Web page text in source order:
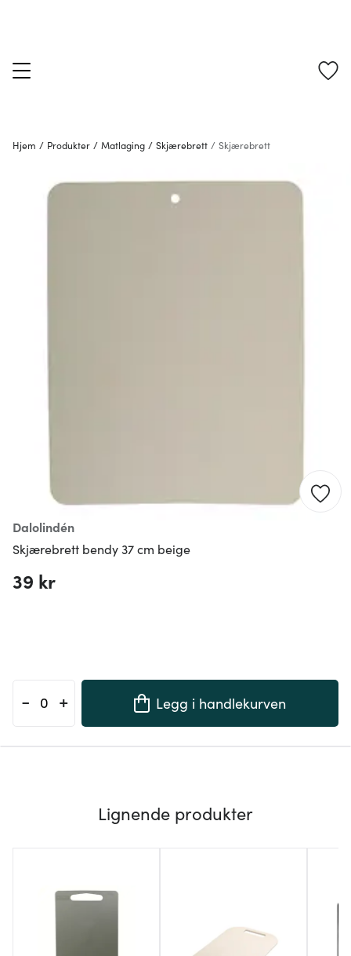
Hjem / Produkter / Matlaging / Skjærebrett / Skjærebrett
Dalolindén
Skjærebrett bendy 37 cm beige
39 kr
- + Legg i handlekurven
Lignende produkter